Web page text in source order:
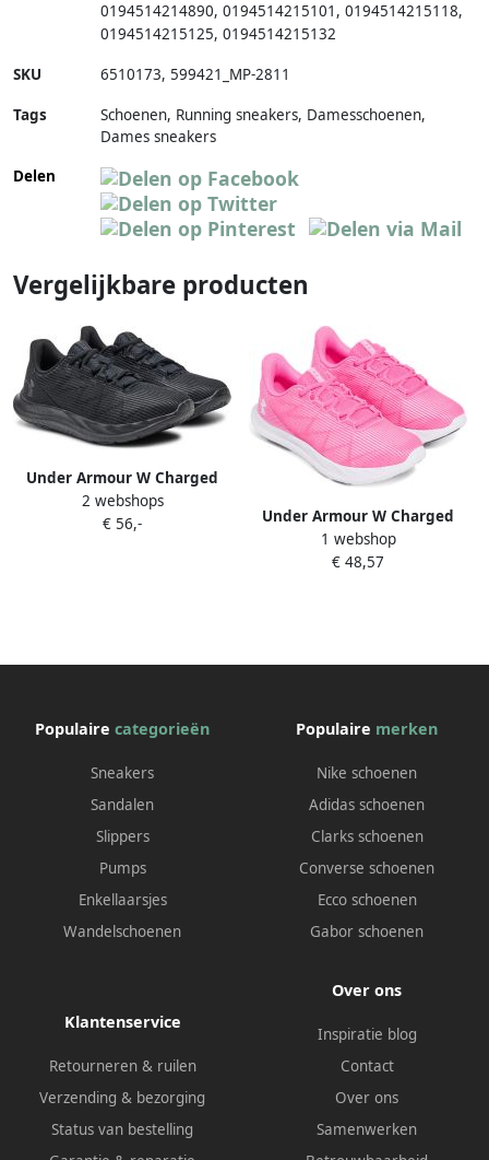
0194514214890, 0194514215101 , 0194514215118,
0194514215125, 0194514215132
SKU 6510173, 599421_MP-2811
Tags
Schoenen, Running sneakers, Damesschoenen,
Dames sneakers
Delen
Vergelijkbare producten
Under Armour W Charged
Speed Swift Fitness Schoenen
Trainers 3027006
2 webshops
€ 56,-
Under Armour W Charged
Speed Swift Fitness Schoenen
Trainers 3027006
1 webshop
€ 48,57
Populaire categorieën
Sneakers
Sandalen
Slippers
Pumps
Enkellaarsjes
Wandelschoenen
Populaire merken
Nike schoenen
Adidas schoenen
Clarks schoenen
Converse schoenen
Ecco schoenen
Gabor schoenen
Klantenservice
Retourneren & ruilen
Verzending & bezorging
Status van bestelling
Over ons
Inspiratie blog
Contact
Over ons
Samenwerken